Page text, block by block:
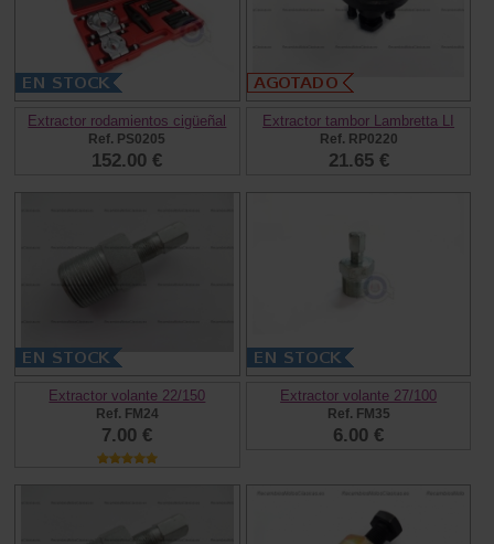
Extractor rodamientos cigüeñal
Ref. PS0205
152.00 €
Extractor tambor Lambretta LI
Ref. RP0220
21.65 €
Extractor volante 22/150
Ref. FM24
7.00 €
Extractor volante 27/100
Ref. FM35
6.00 €